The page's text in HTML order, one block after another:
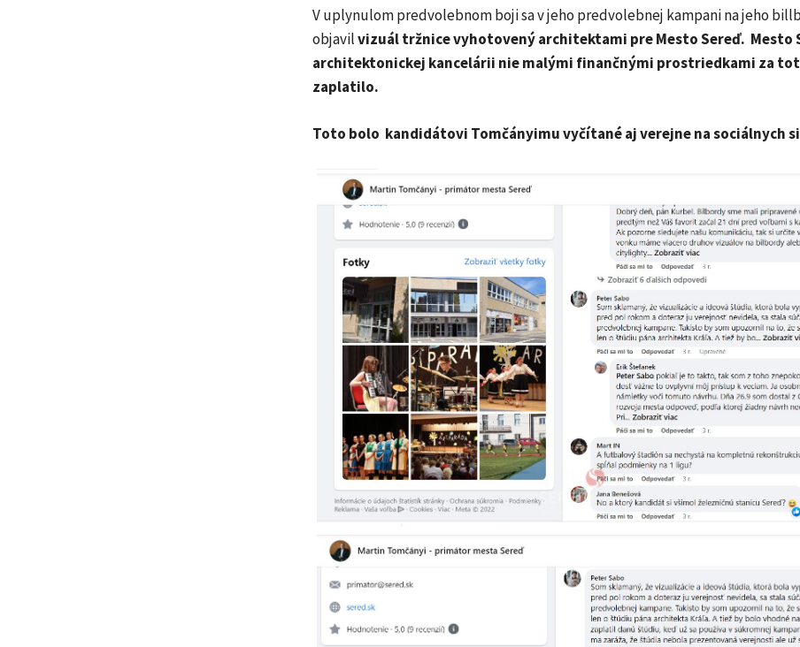
V uplynulom predvolebnom boji sa v jeho predvolebnej kampani na jeho
objavilvizuál tržnice vyhotovený architektami pre Mesto Sereď. Mesto
architektonickej kancelárii nie malými finančnými prostriedkami za
zaplatilo.
Toto bolo kandidátovi Tomčányimu vyčítané aj verejne na sociálnych